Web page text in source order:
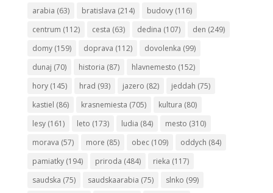
arabia (63) bratislava (214) budovy(116)
centrum (112) cesta (63) dedina (107) den (249)
domy(159) doprava (112) dovolenka (99)
dunaj (70) historia (87) hlavnemesto (152)
hory(145) hrad (93) jazero (82) jeddah (75)
kastiel (86) krasnemiesta (705) kultura (80)
lesy(161) leto (173) ludia (84) mesto (310)
morava (57) more (85) obec(109) oddych (84)
pamiatky(194) priroda (484) rieka (117)
saudska (75) saudskaarabia (75) slnko (99)